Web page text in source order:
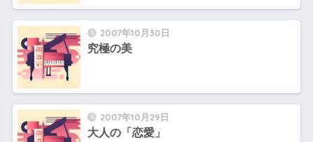
2007年10月30日
究極の美
2007年10月29日
大人の「恋愛」